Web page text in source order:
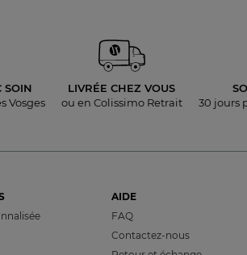
SOIN
Vosges
LIVRÉE CHEZ VOUS
ou en Colissimo Retrait
30 jours
AIDE
FAQ
Contactez-nous